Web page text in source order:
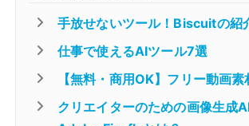
手放せないツール！Biscuitの紹
仕事で使えるAIツール7選
【無料・商用OK】フリー動画
クリエイターのための画像生成